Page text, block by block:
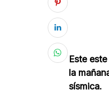
Este
la
sísmica.